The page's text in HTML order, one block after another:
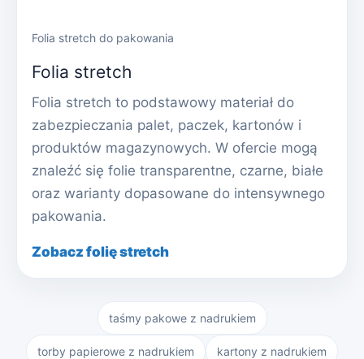
Folia stretch do pakowania
Folia stretch
Folia stretch to podstawowy materiał do
zabezpieczania palet, paczek, kartonów i
produktów magazynowych. W ofercie mogą
znaleźć się folie transparentne, czarne, białe
oraz warianty dopasowane do intensywnego
pakowania.
Zobacz folię stretch
taśmy pakowe z nadrukiem
torby papierowe z nadrukiem kartony z nadrukiem